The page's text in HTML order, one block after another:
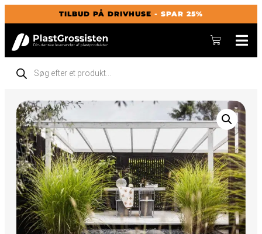
TILBUD PÅ DRIVHUSE - SPAR 25%